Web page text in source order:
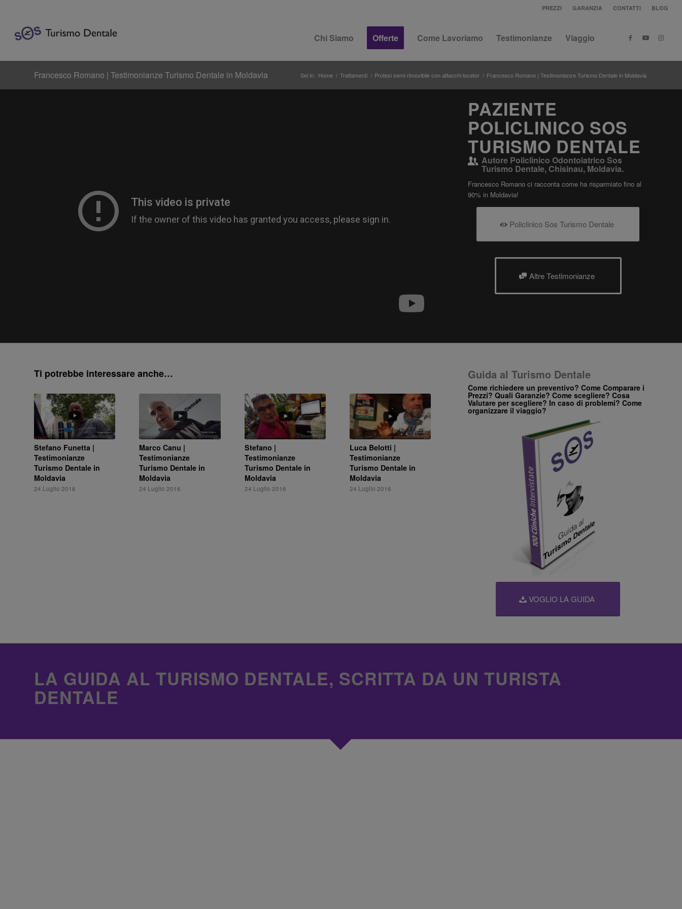
PREZZI GARANZIA CONTATTI BLOG
Chi Siamo Offerte Come Lavoriamo Testimonianze Viaggio
Francesco Romano | Testimonianze Turismo Dentale in Moldavia Sei in: Home / Trattamenti / Protesi semi-rimovibile con attacchi locator / Francesco Romano | Testimonianze Turismo Dentale in Moldavia
PAZIENTE
POLICLINICO SOS
TURISMO DENTALE
AutorePoliclinico Odontoiatrico Sos
Turismo Dentale, Chisinau, Moldavia.
Francesco Romano ci racconta come ha risparmiato fino al
90% in Moldavia!
Policlinico Sos Turismo Dentale
Altre Testimonianze
Ti potrebbe interessare anche…
Stefano Funetta |
Testimonianze
Turismo Dentale in
Moldavia
24 Luglio 2016
Marco Canu |
Testimonianze
Turismo Dentale in
Moldavia
24 Luglio 2016
Stefano |
Testimonianze
Turismo Dentale in
Moldavia
24 Luglio 2016
Luca Belotti |
Testimonianze
Turismo Dentale in
Moldavia
24 Luglio 2016
Guida al Turismo Dentale
Come richiedere un preventivo? Come Comparare i
Prezzi? Quali Garanzie? Come scegliere? Cosa
Valutare per scegliere? In caso di problemi? Come
organizzare il viaggio?
VOGLIO LA GUIDA
LA GUIDA AL TURISMO DENTALE, SCRITTA DA UN TURISTA
DENTALE